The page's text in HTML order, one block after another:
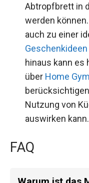
Abtropfbrett in
werden
auch zu einer
hinaus kann es
über Home
Nutzung von
auswirken kann.
FAQ